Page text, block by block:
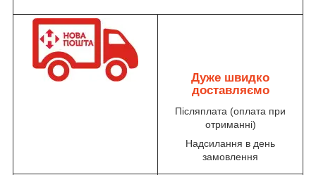
Дуже швидко
доставляємо
Післяплата (оплата при
отриманні)
Надсилання в день
замовлення